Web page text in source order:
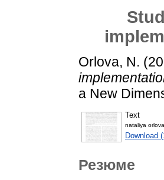
Orlova, N.
a New
Text
nataliya
Download
Резюме